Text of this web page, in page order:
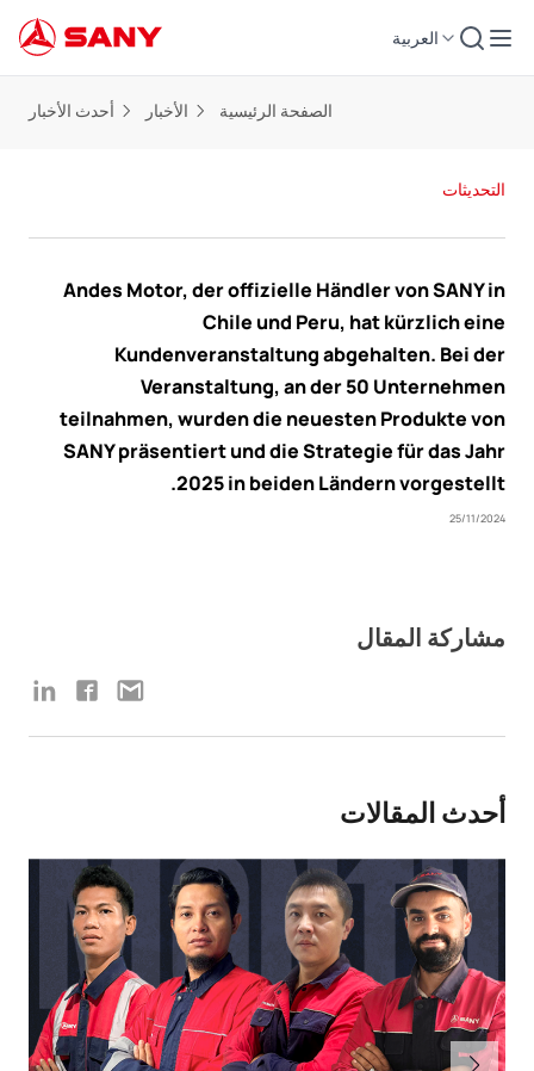
العربية
الصفحة الرئيسية الأخبار أحدث الأخبار
التحديثات
Andes Motor, der offizielle Händler von SANY in
Chile und Peru, hat kürzlich eine
Kundenveranstaltung abgehalten. Bei der
Veranstaltung, an der 50 Unternehmen
teilnahmen, wurden die neuesten Produkte von
SANY präsentiert und die Strategie für das Jahr
2025 in beiden Ländern vorgestellt.
25/11/2024
مشاركة المقال
أحدث المقالات